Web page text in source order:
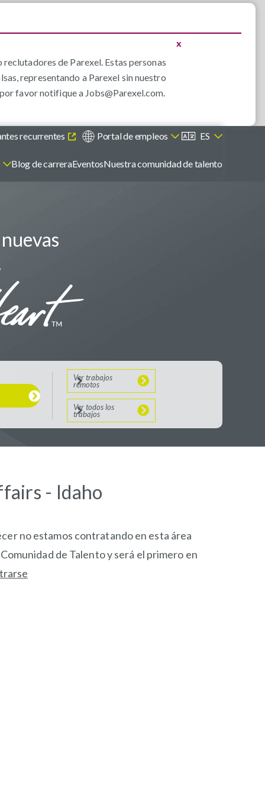
x
de Parexel. Estas personas
representando a Parexel sin nuestro
favor notifique a Jobs@Parexel.com.
ES
Portal de empleos
recurrentes
Blog de carreraEventosNuestra comunidad de talento
Ver trabajos
remotos
Ver todos los
trabajos
- Idaho
no estamos contratando en esta área
de Talento y será el primero en